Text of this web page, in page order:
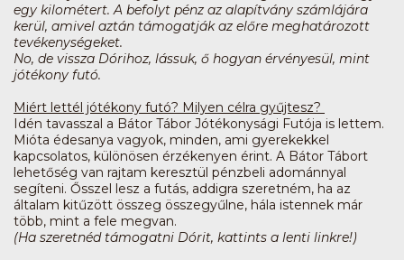
egy kilométert. A befolyt pénz az alapítvány számlájára
kerül, amivel aztán támogatják az előre meghatározott
tevékenységeket.
No, de vissza Dórihoz, lássuk, ő hogyan érvényesül, mint
jótékony futó.
Miért lettél jótékony futó? Milyen célra gyűjtesz?
Idén tavasszal a Bátor Tábor Jótékonysági Futója is lettem.
Mióta édesanya vagyok, minden, ami gyerekekkel
kapcsolatos, különösen érzékenyen érint. A Bátor Tábort
lehetőség van rajtam keresztül pénzbeli adománnyal
segíteni. Ősszel lesz a futás, addigra szeretném, ha az
általam kitűzött összeg összegyűlne, hála istennek már
több, mint a fele megvan.
(Ha szeretnéd támogatni Dórit, kattints a lenti linkre!)